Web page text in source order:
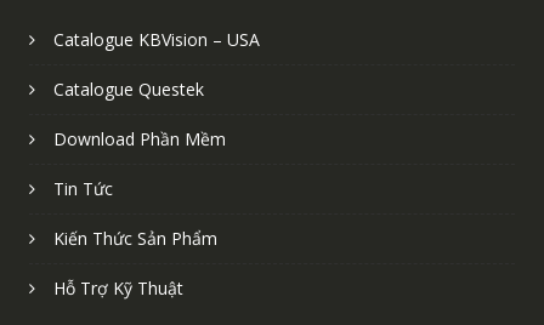
Catalogue KBVision – USA
Catalogue Questek
Download Phần Mềm
Tin Tức
Kiến Thức Sản Phẩm
Hỗ Trợ Kỹ Thuật